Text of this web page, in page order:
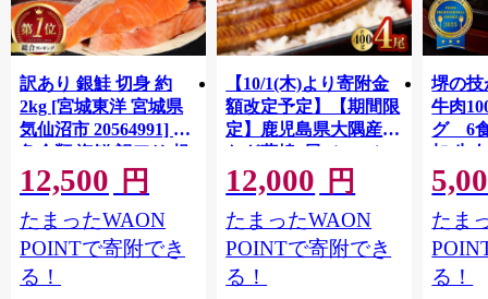
訳あり 銀鮭 切身 約
2kg [宮城東洋 宮城県
気仙沼市 20564991] 鮭
魚介類 海鮮 訳アリ 規
格外 不揃い さけ サケ
鮭切身 シャケ 切り身
冷凍 家庭用 おかず 弁
当 支援 サーモン 銀鮭
切り身 魚 わけあり
12,500 円
たまったWAON
POINTで寄附でき
る！
【10/1(木)より寄附金
額改定予定】【期間限
定】鹿児島県大隅産う
なぎ蒲焼4尾（400g）
12,000 円
たまったWAON
POINTで寄附でき
る！
堺の技
牛肉
グ 6
加 牛
ット 6
メ 温
菜 簡
すめ
取り
料 ふ
たま
る！